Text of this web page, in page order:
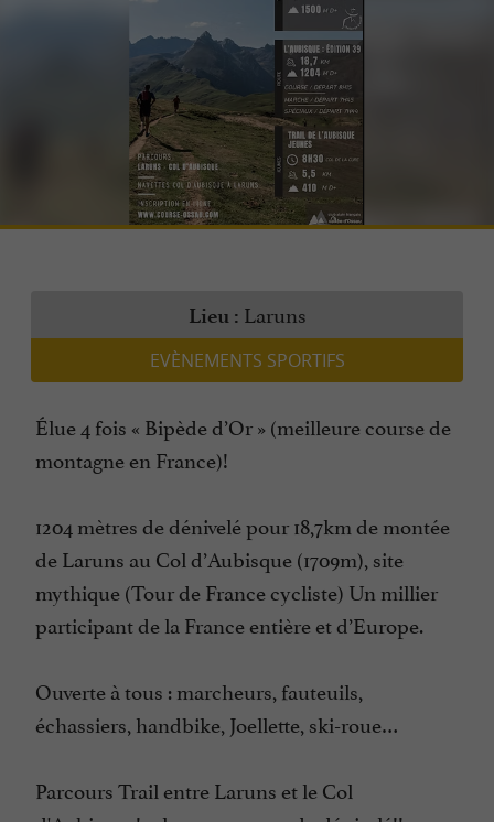
Lieu : Laruns
EVÈNEMENTS SPORTIFS
Élue 4 fois « Bipède d’Or » (meilleure course de
montagne en France)!
1204 mètres de dénivelé pour 18,7km de montée
de Laruns au Col d’Aubisque (1709m), site
mythique (Tour de France cycliste) Un millier
participant de la France entière et d’Europe.
Ouverte à tous : marcheurs, fauteuils,
échassiers, handbike, Joellette, ski-roue…
Parcours Trail entre Laruns et le Col